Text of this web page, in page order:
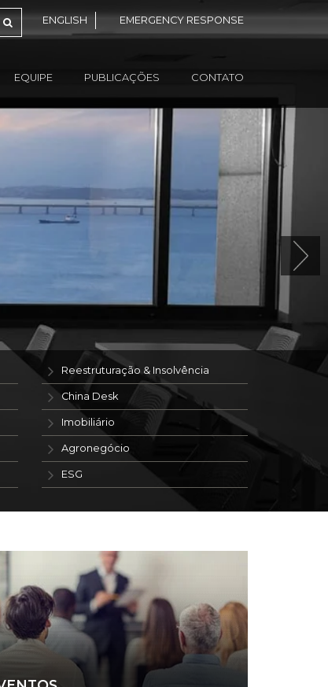
ENGLISH EMERGENCY RESPONSE
EQUIPE PUBLICAÇÕES CONTATO
Reestruturação & Insolvência
China Desk
Imobiliário
Agronegócio
ESG